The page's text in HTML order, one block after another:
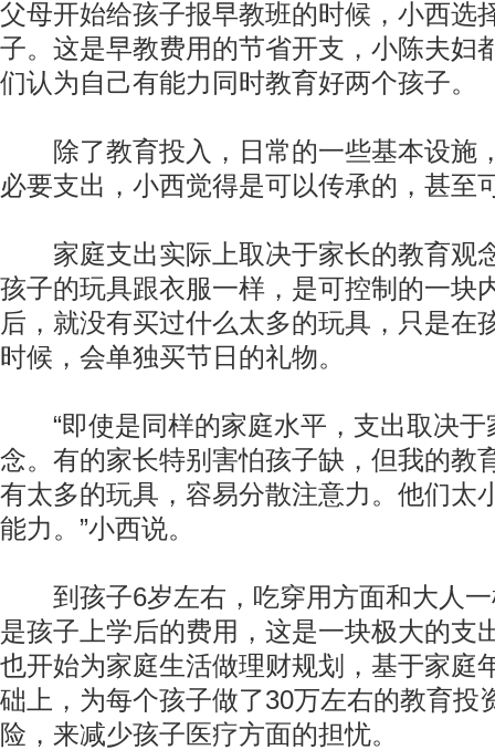
父母开始给孩子报早教班的时候，小西选
子。这是早教费用的节省开支，小陈夫妇
们认为自己有能力同时教育好两个孩子。
除了教育投入，日常的一些基本设施
必要支出，小西觉得是可以传承的，甚至
家庭支出实际上取决于家长的教育观
孩子的玩具跟衣服一样，是可控制的一块
后，就没有买过什么太多的玩具，只是在
时候，会单独买节日的礼物。
“即使是同样的家庭水平，支出取决于
念。有的家长特别害怕孩子缺，但我的教
有太多的玩具，容易分散注意力。他们太
能力。”小西说。
到孩子6岁左右，吃穿用方面和大人一
是孩子上学后的费用，这是一块极大的支
也开始为家庭生活做理财规划，基于家庭
础上，为每个孩子做了30万左右的教育投
险，来减少孩子医疗方面的担忧。